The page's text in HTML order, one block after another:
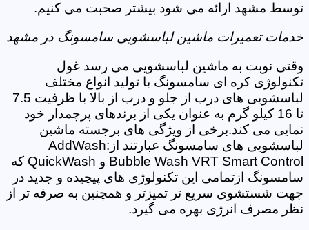
توسط مشهد ارائه می شود بیشتر صحبت می کنیم.
خدمات تعمیرات ماشین لباسشویی سامسونگ در مشهد
وقتی نوبت به ماشین لباسشویی می رسد غول
تکنولوژی کره ای سامسونگ با تولید انواع مختلف
لباسشویی های درب از جلو و درب از بالا با ظرفیت 7.5
تا 16 کیلو گرم به عنوان یکی از برندهای پرچمدار خود
نمایی می کند.برخی از ویژگی های برجسته ماشین
لباسشویی های سامسونگ عبارتند از:AddWash
Bubble Wash VRT Smart Control و QuickWash که
سامسونگ ازتمامی این تکنولوژی های پیچیده و جدید در
جهت شستشوی سریع تر تمیزتر و همچنین به صرفه تر از
نظر مصرف انرژی بهره می گیرد.